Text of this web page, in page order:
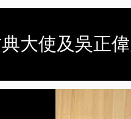
大使及吳正